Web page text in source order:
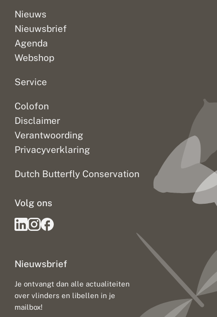
Nieuws
Nieuwsbrief
Agenda
Webshop
Service
Colofon
Disclaimer
Verantwoording
Privacyverklaring
Dutch Butterfly Conservation
Nieuwsbrief
Je ontvangt dan alle actualiteiten
over vlinders en libellen in je
mailbox!
Volg ons